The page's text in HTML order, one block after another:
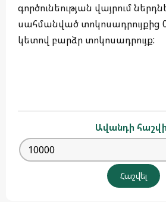
գործունեության վայրում
սահմանված տոկոսադրույքից
կետով բարձր տոկոսադրույք:
Ավանդի